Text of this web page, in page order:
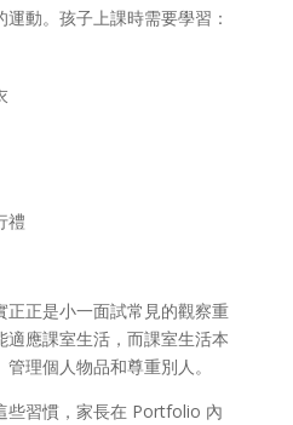
動。孩子上課時需要學習：
禮
正是小一面試常見的觀察重
應課室生活，而課室生活本
理個人物品和尊重別人。
些習慣，家長在 Portfolio 內